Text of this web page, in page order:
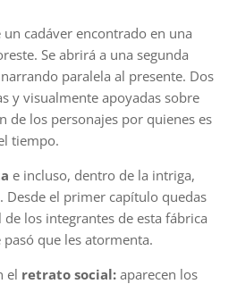
un cadáver encontrado en una
Se abrirá a una segunda
paralela al presente. Dos
y visualmente apoyadas sobre
de los personajes por quienes es
tiempo.
e incluso, dentro de la intriga,
. Desde el primer capítulo quedas
los integrantes de esta fábrica
que les atormenta.
el retrato social: aparecen los